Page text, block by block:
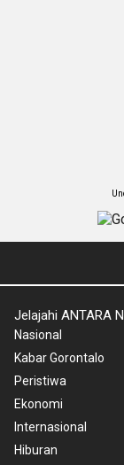
Jelajahi ANTARA
Nasional
Kabar Gorontalo
Peristiwa
Ekonomi
Internasional
Hiburan